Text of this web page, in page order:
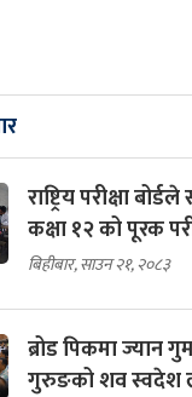
राष्ट्रिय परीक्षा
कक्षा १२ को पूरक
बिहीबार, साउन २१, २०८३
ब्रोड पिकमा ज्यान
गुरुङको शव स्वदेश